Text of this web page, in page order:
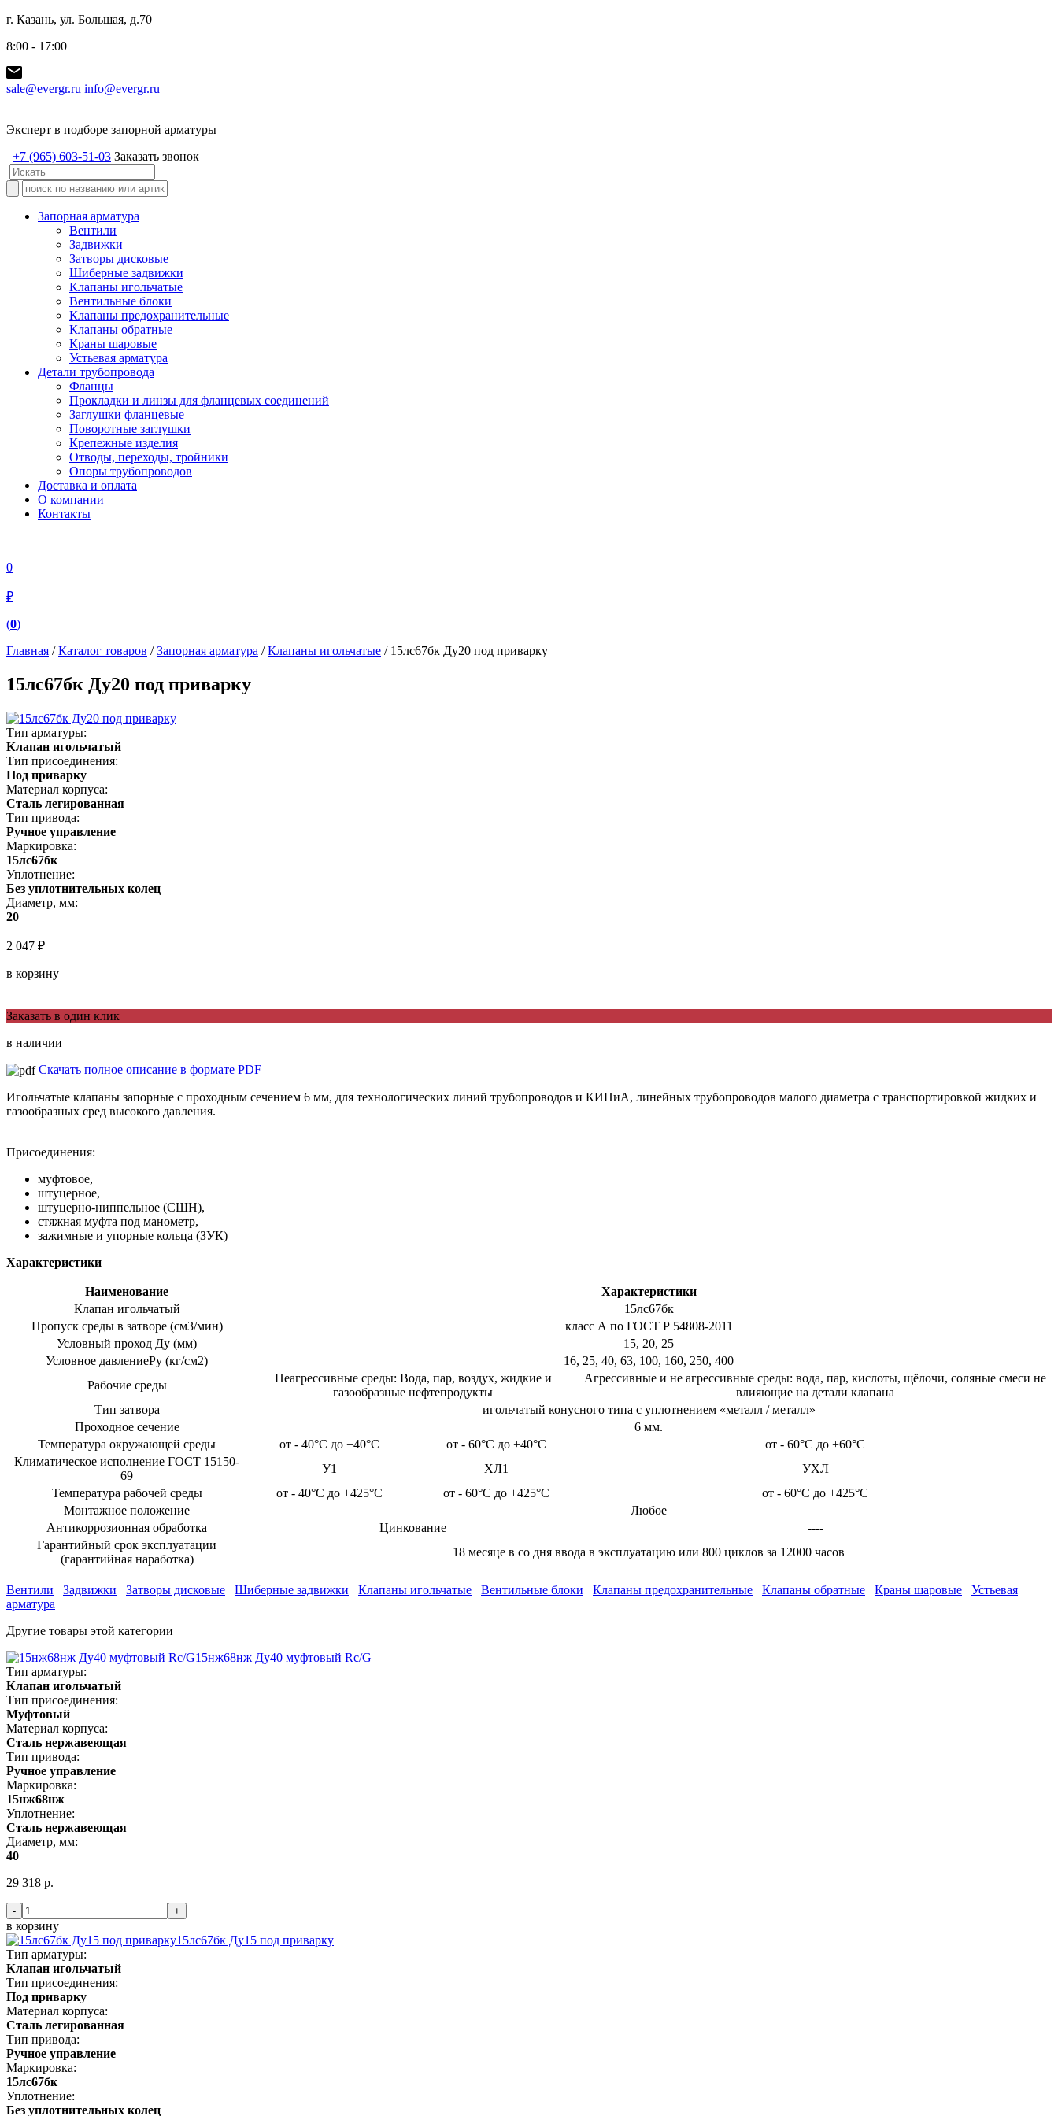
г. Казань, ул. Большая, д.70
8:00 - 17:00
sale@evergr.ru info@evergr.ru
Эксперт в подборе запорной арматуры
+7 (965) 603-51-03 Заказать звонок
Запорная арматура
Вентили
Задвижки
Затворы дисковые
Шиберные задвижки
Клапаны игольчатые
Вентильные блоки
Клапаны предохранительные
Клапаны обратные
Краны шаровые
Устьевая арматура
Детали трубопровода
Фланцы
Прокладки и линзы для фланцевых соединений
Заглушки фланцевые
Поворотные заглушки
Крепежные изделия
Отводы, переходы, тройники
Опоры трубопроводов
Доставка и оплата
О компании
Контакты
0
₽
(0)
Главная /Каталог товаров /Запорная арматура /Клапаны игольчатые / 15лс67бк Ду20 под приварку
15лс67бк Ду20 под приварку
Тип арматуры:
Клапан игольчатый
Тип присоединения:
Под приварку
Материал корпуса:
Сталь легированная
Тип привода:
Ручное управление
Маркировка:
15лс67бк
Уплотнение:
Без уплотнительных колец
Диаметр, мм:
20
2 047 ₽
в корзину
Заказать в один клик
в наличии
Скачать полное описание в формате PDF
Игольчатые клапаны запорные с проходным сечением 6 мм, для технологических линий трубопроводов и КИПиА, линейных трубопроводов малого диаметра с транспортировкой жидких и
газообразных сред высокого давления.
Присоединения:
муфтовое,
штуцерное,
штуцерно-ниппельное (СШН),
стяжная муфта под манометр,
зажимные и упорные кольца (ЗУК)
Характеристики
Наименование
Характеристики
Клапан игольчатый
15лс67бк
Пропуск среды в затворе (см3/мин)
класс А по ГОСТ Р 54808-2011
Условный проход Ду (мм)
15, 20, 25
Условное давлениеРу (кг/см2)
16, 25, 40, 63, 100, 160, 250, 400
Рабочие среды
Неагрессивные среды: Вода, пар, воздух, жидкие и
газообразные нефтепродукты
Агрессивные и не агрессивные среды: вода, пар, кислоты, щёлочи, соляные смеси не
влияющие на детали клапана
Тип затвора
игольчатый конусного типа c уплотнением «металл / металл»
Проходное сечение
6 мм.
Температура окружающей среды
от - 40°С до +40°С от - 60°С до +40°С
от - 60°С до +60°С
Климатическое исполнение ГОСТ 15150-
69
У1 ХЛ1
УХЛ
Температура рабочей среды
от - 40°C до +425°С от - 60°С до +425°С
от - 60°С до +425°С
Монтажное положение
Любое
Антикоррозионная обработка
Цинкование
----
Гарантийный срок эксплуатации
(гарантийная наработка)
18 месяце в со дня ввода в эксплуатацию или 800 циклов за 12000 часов
Вентили Задвижки Затворы дисковые Шиберные задвижки Клапаны игольчатые Вентильные блоки Клапаны предохранительные Клапаны обратные Краны шаровые
Устьевая
арматура
Другие товары этой категории
15нж68нж Ду40 муфтовый Rc/G
Тип арматуры:
Клапан игольчатый
Тип присоединения:
Муфтовый
Материал корпуса:
Сталь нержавеющая
Тип привода:
Ручное управление
Маркировка:
15нж68нж
Уплотнение:
Сталь нержавеющая
Диаметр, мм:
40
29 318 р.
- +
в корзину
15лс67бк Ду15 под приварку
Тип арматуры:
Клапан игольчатый
Тип присоединения:
Под приварку
Материал корпуса:
Сталь легированная
Тип привода:
Ручное управление
Маркировка:
15лс67бк
Уплотнение:
Без уплотнительных колец